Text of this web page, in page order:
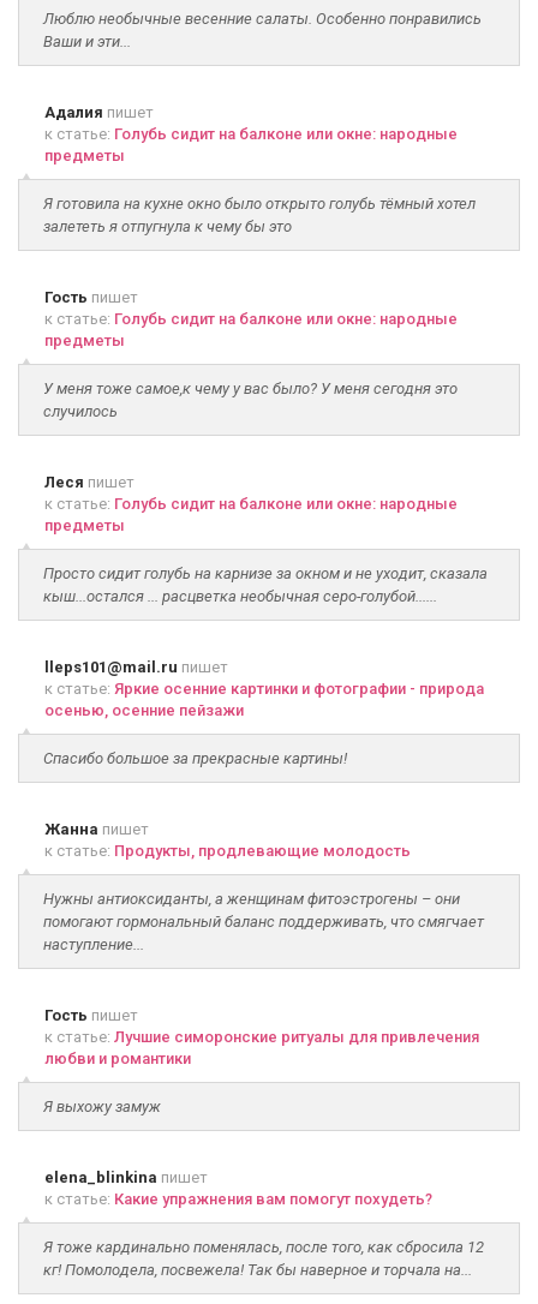
Люблю необычные весенние салаты. Особенно понравились
Ваши и эти...
Адалия пишет
к статье: Голубь сидит на балконе или окне: народные
предметы
Я готовила на кухне окно было открыто голубь тёмный хотел
залететь я отпугнула к чему бы это
Гость пишет
к статье: Голубь сидит на балконе или окне: народные
предметы
У меня тоже самое,к чему у вас было? У меня сегодня это
случилось
Леся пишет
к статье: Голубь сидит на балконе или окне: народные
предметы
Просто сидит голубь на карнизе за окном и не уходит, сказала
кыш...остался ... расцветка необычная серо-голубой......
lleps101@mail.ru пишет
к статье: Яркие осенние картинки и фотографии - природа
осенью, осенние пейзажи
Спасибо большое за прекрасные картины!
Жанна пишет
к статье: Продукты, продлевающие молодость
Нужны антиоксиданты, а женщинам фитоэстрогены – они
помогают гормональный баланс поддерживать, что смягчает
наступление...
Гость пишет
к статье: Лучшие симоронские ритуалы для привлечения
любви и романтики
Я выхожу замуж
elena_blinkina пишет
к статье: Какие упражнения вам помогут похудеть?
Я тоже кардинально поменялась, после того, как сбросила 12
кг! Помолодела, посвежела! Так бы наверное и торчала на...